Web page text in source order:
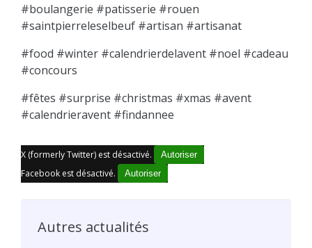
#boulangerie #patisserie #rouen
#saintpierreleselbeuf #artisan #artisanat
#food #winter #calendrierdelavent #noel #cadeau
#concours
#fêtes #surprise #christmas #xmas #avent
#calendrieravent #findannee
X (formerly Twitter) est désactivé. Autoriser
Facebook est désactivé. Autoriser
Autres actualités